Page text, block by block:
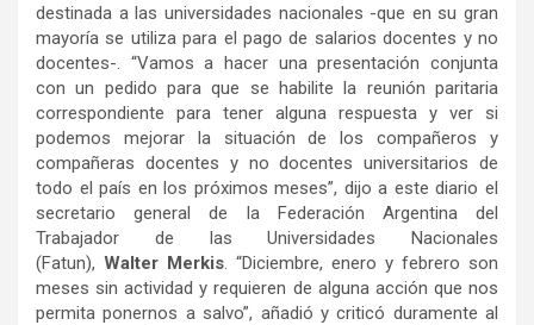
destinada a las universidades nacionales -que en su gran
mayoría se utiliza para el pago de salarios docentes y no
docentes-. “Vamos a hacer una presentación conjunta
con un pedido para que se habilite la reunión paritaria
correspondiente para tener alguna respuesta y ver si
podemos mejorar la situación de los compañeros y
compañeras docentes y no docentes universitarios de
todo el país en los próximos meses”, dijo a este diario el
secretario general de la Federación Argentina del
Trabajador de las Universidades Nacionales
(Fatun), Walter Merkis. “Diciembre, enero y febrero son
meses sin actividad y requieren de alguna acción que nos
permita ponernos a salvo”, añadió y criticó duramente al